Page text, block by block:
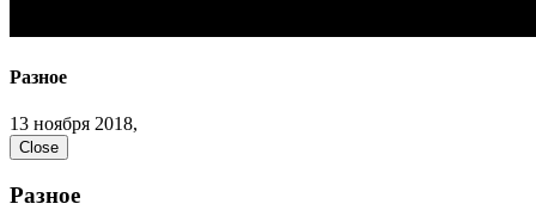
Разное
13 ноября 2018,
Close
Разное